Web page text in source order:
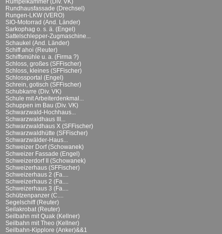
Rumpelkammer (Div. VK)
Rundhausfassade (Drechsel)
Rungen-LKW (VERO)
SIO-Motorrad (And. Länder)
Sarkophag o. s. ä. (Engel)
Sattelschlepper-Zugmaschine...
Schaukel (And. Länder)
Schiff ahoi (Reuter)
Schiffsmühle u. a. (Firma ?)
Schloss, großes (SFFischer)
Schloss, kleines (SFFischer)
Schlossportal (Engel)
Schrein, gotisch (SFFischer)
Schubkarre (Div. VK)
Schule mit Arbeiterdenkmal...
Schuppen im Bau (Div. VK)
Schwarzwald-Hochhaus...
Schwarzwaldhaus III...
Schwarzwaldhaus X (SFFischer)
Schwarzwaldhütte (SFFischer)
Schwarzwälder-Haus...
Schweizer Dorf (Schowanek)
Schweizer Fassade (Engel)
Schweizerdorf II (Schowanek)
Schweizerhaus (SFFischer)
Schweizerhaus 2 (Fa....
Schweizerhaus 2 (Fa....
Schweizerhaus 3 (Fa....
Schützenpanzer (C....
Segelschiff (Reuter)
Seilakrobat (Reuter)
Seilbahn mit Quak (Kellner)
Seilbahn mit Theo (Kellner)
Seilbahn-Kipplore (Anker)&&1